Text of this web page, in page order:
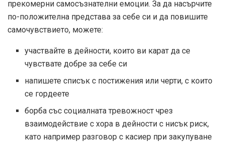
прекомерни самосъзнателни емоции. За да насърчите
по-положителна представа за себе си и да повишите
самочувствието, можете:
участвайте в дейности, които ви карат да се
чувствате добре за себе си
напишете списък с постижения или черти, с които
се гордеете
борба със социалната тревожност чрез
взаимодействие с хора в дейности с нисък риск,
като например разговор с касиер при закупуване